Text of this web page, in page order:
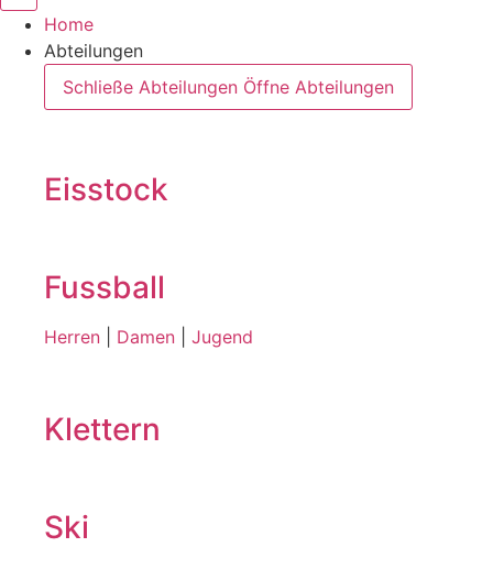
Home
Abteilungen
Schließe Abteilungen Öffne Abteilungen
Eisstock
Fussball
Herren Damen Jugend
Klettern
Ski